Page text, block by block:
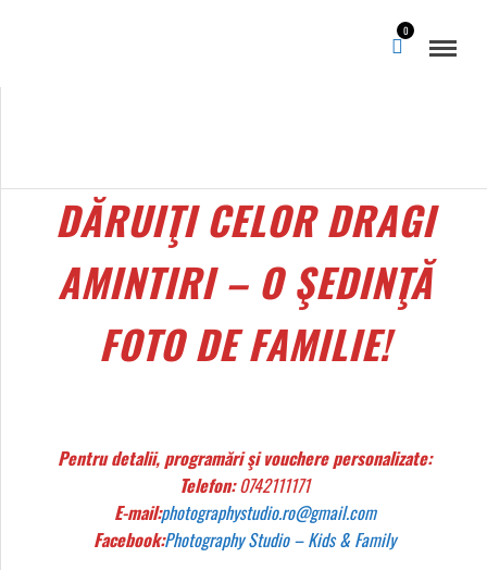
0
DĂRUIŢI CELOR DRAGI
AMINTIRI – O ŞEDINŢĂ
FOTO DE FAMILIE!
Pentru detalii, programări şi vouchere personalizate:
Telefon:0742111171
E-mail:photographystudio.ro@gmail.com
Facebook:Photography Studio – Kids & Family